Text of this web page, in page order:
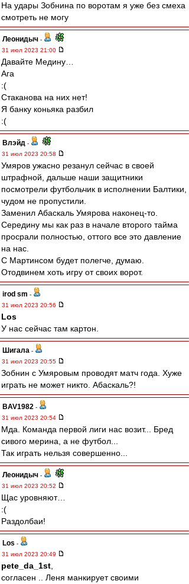
На удары Зобнина по воротам я уже без смеха
смотреть не могу
Леонидыч -
31 июл 2023 21:00
Давайте Медину…
Ага
:(
Стаканова на них нет!
Я банку коньяка разбил
:(
Влэйд -
31 июл 2023 20:58
Умяров ужасно резанул сейчас в своей
штрафной, дальше наши защитники
посмотрели футбольчик в исполнении Балтики,
чудом не пропустили.
Заменил Абаскаль Умярова наконец-то.
Середину мы как раз в начале второго тайма
просрали полностью, оттого все это давление
на нас.
С Мартинсом будет полегче, думаю.
Отодвинем хоть игру от своих ворот.
irod sm -
31 июл 2023 20:56
Los
У нас сейчас там картон.
Шигала -
31 июл 2023 20:55
Зобнин с Умяровым проводят матч года. Хуже
играть не может никто. Абаскаль?!
BAV1982 -
31 июл 2023 20:54
Мда. Команда первой лиги нас возит... Бред
сивого мерина, а не футбол...
Так играть нельзя совершенно...
Леонидыч -
31 июл 2023 20:52
Щас уровняют…
:(
Раздолбаи!
Los -
31 июл 2023 20:49
pete_da_1st
согласен .. Леня манкирует своими